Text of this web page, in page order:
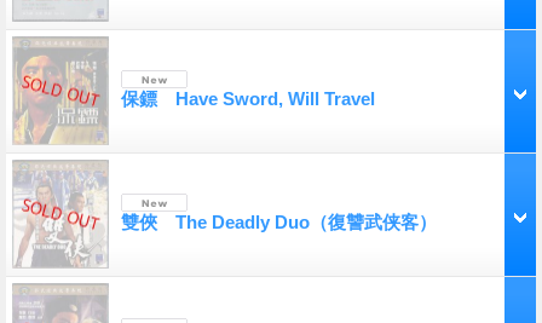
保鏢 Have Sword, Will Travel
雙俠 The Deadly Duo（復讐武侠客）